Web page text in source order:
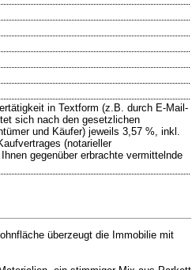
in Textform (z.B. durch E-Mail-
sich nach den gesetzlichen
und Käufer) jeweils 3,57 %, inkl.
(notarieller
gegenüber erbrachte vermittelnde
überzeugt die Immobilie mit